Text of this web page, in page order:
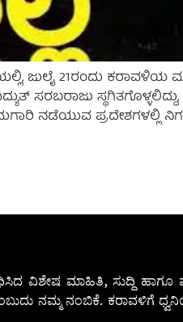
ಜುಲೈ 21ರಂದು
ಸರಬರಾಜು
ನಡೆಯುವ ಪ್ರದೇಶಗಳಲ್ಲಿ
ವಿಶೇಷ ಮಾಹಿತಿ, ಸುದ್ದಿ
ನಮ್ಮ ನಂಬಿಕೆ. ಕರಾವಳಿಗೆ